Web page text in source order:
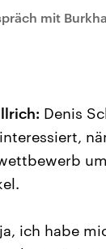
mit
Denis
ich habe